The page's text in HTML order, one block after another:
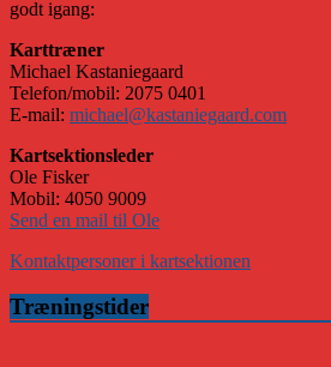
godt igang:
Karttræner
Michael Kastaniegaard
Telefon/mobil: 2075 0401
E-mail: michael@kastaniegaard.com
Kartsektionsleder
Ole Fisker
Mobil: 4050 9009
Send en mail til Ole
Kontaktpersoner i kartsektionen
Træningstider